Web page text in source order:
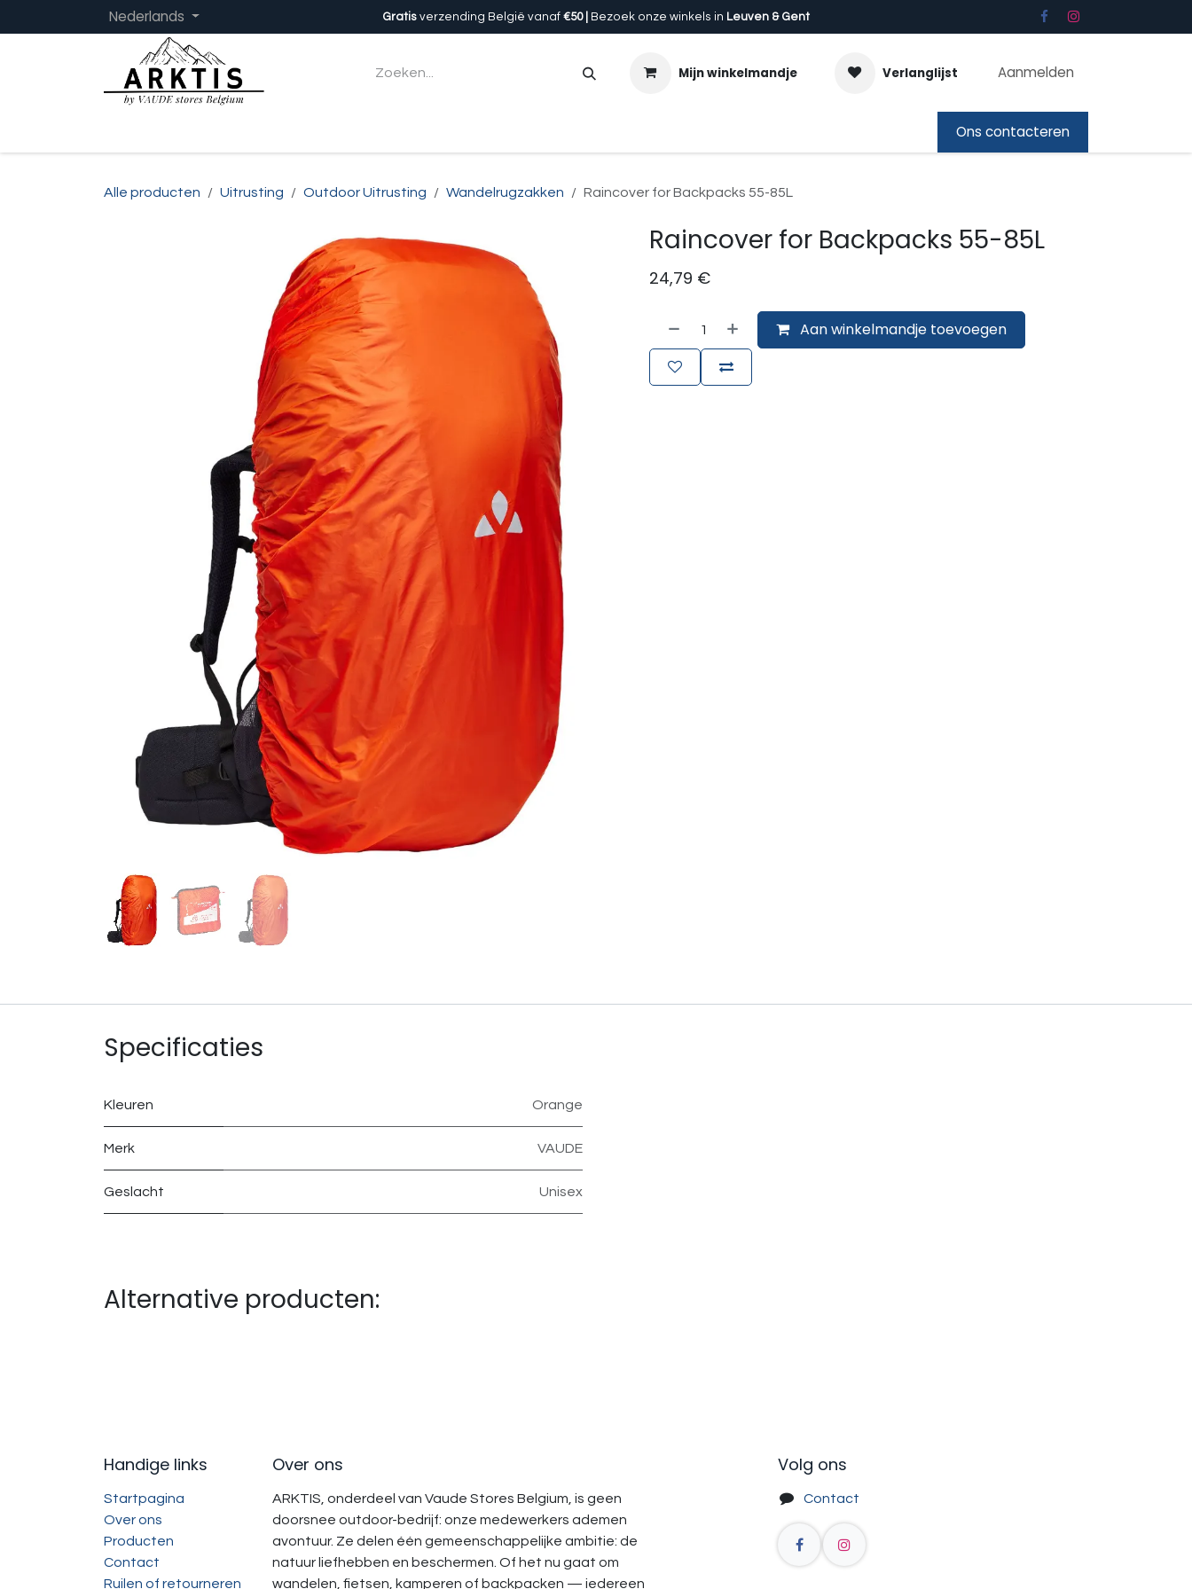
Overslaan naar inhoud
Nederlands Gratis verzending België vanaf €50 | Bezoek onze winkels in Leuven & Gent
Mijn winkelmandje Verlanglijst Aanmelden
Ons contacteren
Alle producten Uitrusting Outdoor Uitrusting Wandelrugzakken Raincover for Backpacks 55-85L
Raincover for Backpacks 55-85L
24,79 €
Aan winkelmandje toevoegen
Specificaties
Kleuren Orange
Merk VAUDE
Geslacht Unisex
Alternative producten:
Handige links
Startpagina
Over ons
Producten
Contact
Ruilen of retourneren
Over ons
ARKTIS, onderdeel van Vaude Stores Belgium, is geen
doorsnee outdoor-bedrijf: onze medewerkers ademen
avontuur. Ze delen één gemeenschappelijke ambitie: de
natuur liefhebben en beschermen. Of het nu gaat om
wandelen, fietsen, kamperen of backpacken — iedereen
Volg ons
Contact